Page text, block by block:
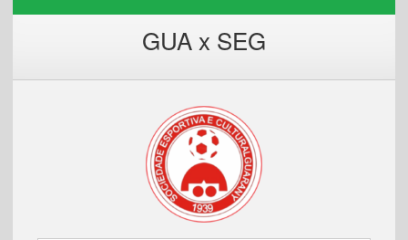
GUA x SEG